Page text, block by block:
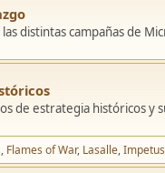
distintas campañas de
de estrategia históricos y
Flames of War Lasalle Impetus